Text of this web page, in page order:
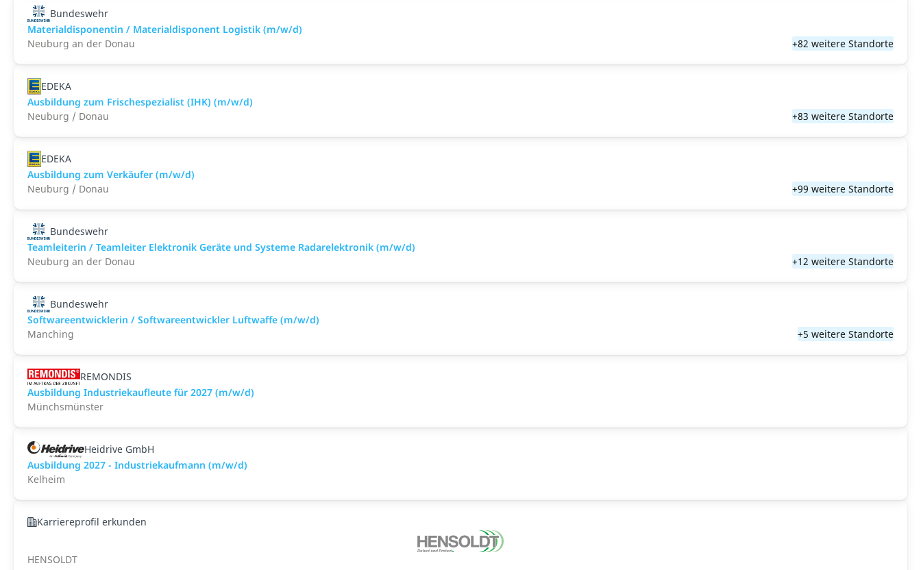
Bundeswehr
Materialdisponentin / Materialdisponent Logistik (m/w/d)
Neuburg an der Donau
+82 weitere Standorte
EDEKA
Ausbildung zum Frischespezialist (IHK) (m/w/d)
Neuburg / Donau
+83 weitere Standorte
EDEKA
Ausbildung zum Verkäufer (m/w/d)
Neuburg / Donau
+99 weitere Standorte
Bundeswehr
Teamleiterin / Teamleiter Elektronik Geräte und Systeme Radarelektronik (m/w/d)
Neuburg an der Donau
+12 weitere Standorte
Bundeswehr
Softwareentwicklerin / Softwareentwickler Luftwaffe (m/w/d)
Manching
+5 weitere Standorte
REMONDIS
Ausbildung Industriekaufleute für 2027 (m/w/d)
Münchsmünster
Heidrive GmbH
Ausbildung 2027 - Industriekaufmann (m/w/d)
Kelheim
Karriereprofil erkunden
HENSOLDT